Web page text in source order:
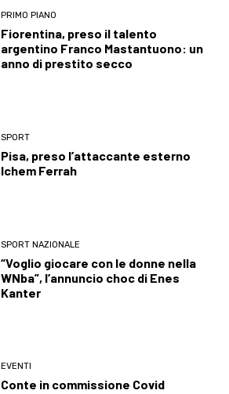
PRIMO PIANO
Fiorentina, preso il talento
argentino Franco Mastantuono: un
anno di prestito secco
SPORT
Pisa, preso l’attaccante esterno
Ichem Ferrah
SPORT NAZIONALE
“Voglio giocare con le donne nella
WNba”, l’annuncio choc di Enes
Kanter
EVENTI
Conte in commissione Covid